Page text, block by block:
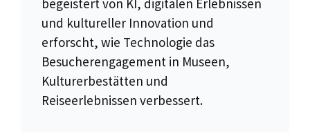
begeistert von KI, digitalen Erlebnissen
und kultureller Innovation und
erforscht, wie Technologie das
Besucherengagement in Museen,
Kulturerbestätten und
Reiseerlebnissen verbessert.